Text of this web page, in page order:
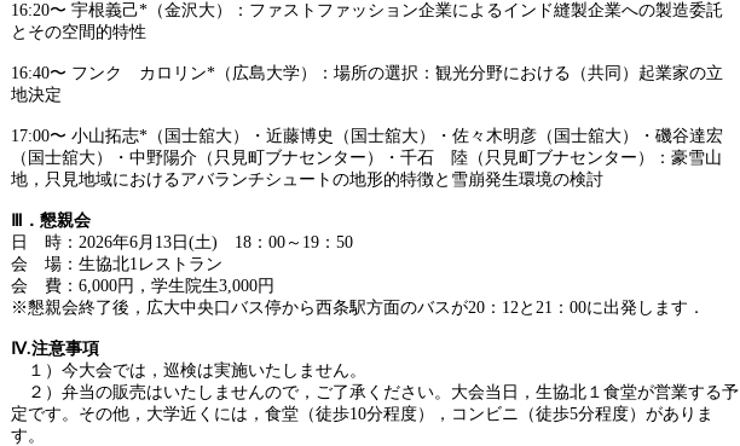
16:20〜 宇根義己*（金沢大）：ファストファッション企業によるインド縫製企業への製造委託
とその空間的特性
16:40〜 フンク カロリン*（広島大学）：場所の選択：観光分野における（共同）起業家の立
地決定
17:00〜 小山拓志*（国士舘大）・近藤博史（国士舘大）・佐々木明彦（国士舘大）・磯谷達宏
（国士舘大）・中野陽介（只見町ブナセンター）・千石 陸（只見町ブナセンター）：豪雪山
地，只見地域におけるアバランチシュートの地形的特徴と雪崩発生環境の検討
Ⅲ．懇親会
日 時：2026年6月13日(土) 18：00～19：50
会 場：生協北1レストラン
会 費：6,000円，学生院生3,000円
※懇親会終了後，広大中央口バス停から西条駅方面のバスが20：12と21：00に出発します．
Ⅳ.注意事項
１）今大会では，巡検は実施いたしません。
２）弁当の販売はいたしませんので，ご了承ください。大会当日，生協北１食堂が営業する予
定です。その他，大学近くには，食堂（徒歩10分程度），コンビニ（徒歩5分程度）がありま
す。